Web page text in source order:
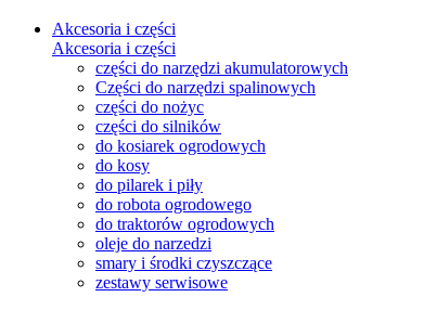
Akcesoria i części
Akcesoria i części
części do narzędzi akumulatorowych
Części do narzędzi spalinowych
części do nożyc
części do silników
do kosiarek ogrodowych
do kosy
do pilarek i piły
do robota ogrodowego
do traktorów ogrodowych
oleje do narzedzi
smary i środki czyszczące
zestawy serwisowe